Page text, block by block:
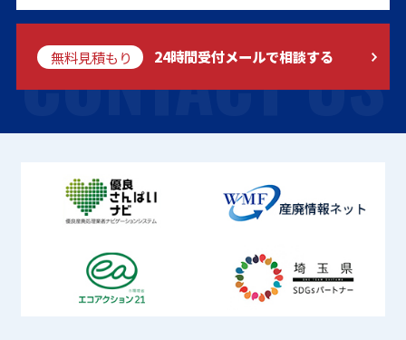
CONTACT US
無料見積もり 24時間受付メールで相談する